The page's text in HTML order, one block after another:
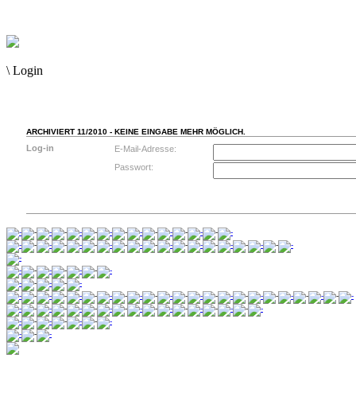
\ Login
ARCHIVIERT 11/2010 - KEINE EINGABE MEHR MÖGLICH.
Log-in
E-Mail-Adresse:
Passwort: